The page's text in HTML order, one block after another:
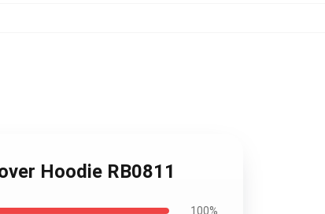
Hoodie RB0811
100%